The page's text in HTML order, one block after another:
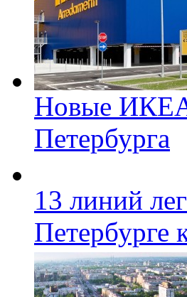
Новые ИКЕА
Петербурга
13 линий
Петербурге